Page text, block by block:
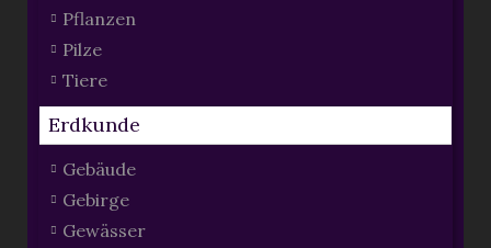
Pflanzen
Pilze
Tiere
Erdkunde
Gebäude
Gebirge
Gewässer